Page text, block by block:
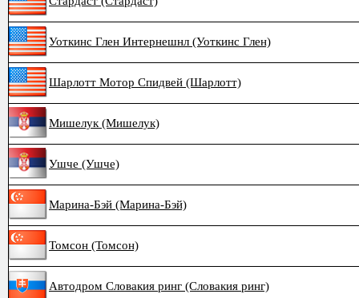
Уоткинс Глен Интернешнл (Уоткинс Глен)
Шарлотт Мотор Спидвей (Шарлотт)
Мишелук (Мишелук)
Ушче (Ушче)
Марина-Бэй (Марина-Бэй)
Томсон (Томсон)
Автодром Словакия ринг (Словакия ринг)